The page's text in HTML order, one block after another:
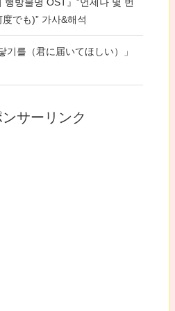
でも)” 가사&해석
기를（君に届いてほしい）」
ンサーリンク